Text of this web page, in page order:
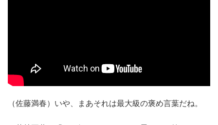
（佐藤満春）いや、まあそれは最大級の褒め言葉だね。